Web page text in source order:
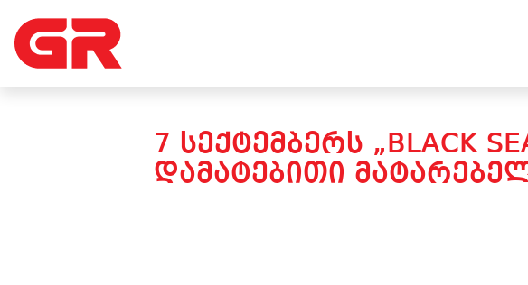
7 ᲡᲔᲥᲢᲔᲛᲑᲔᲠᲡ „BLACK
ᲓᲐᲛᲐᲢᲔᲑᲘᲗᲘ